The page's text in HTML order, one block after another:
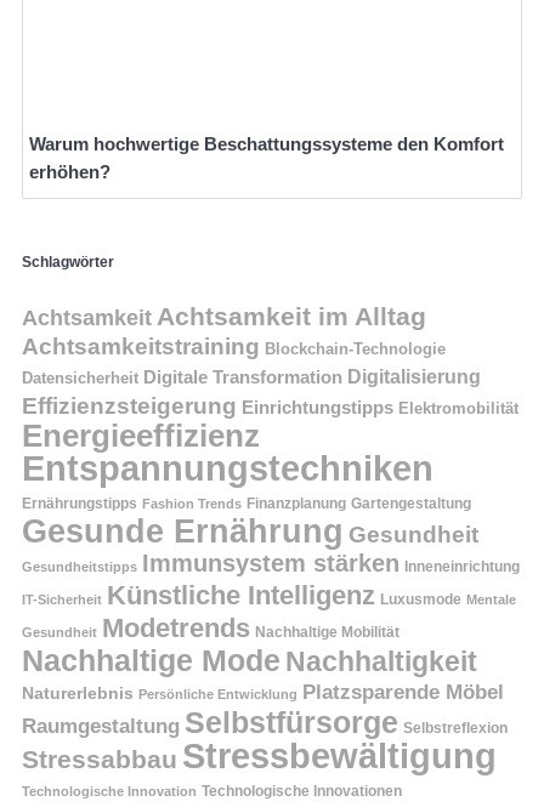
Warum hochwertige Beschattungssysteme den Komfort
erhöhen?
Schlagwörter
Achtsamkeit Achtsamkeit im Alltag
Achtsamkeitstraining Blockchain-Technologie
Datensicherheit Digitale Transformation Digitalisierung
Effizienzsteigerung Einrichtungstipps Elektromobilität
Energieeffizienz
Entspannungstechniken
Ernährungstipps Fashion Trends Finanzplanung Gartengestaltung
Gesunde Ernährung Gesundheit
Gesundheitstipps Immunsystem stärken Inneneinrichtung
IT-Sicherheit Künstliche Intelligenz Luxusmode Mentale
Gesundheit Modetrends Nachhaltige Mobilität
Nachhaltige Mode Nachhaltigkeit
Naturerlebnis Persönliche Entwicklung Platzsparende Möbel
Raumgestaltung Selbstfürsorge Selbstreflexion
Stressabbau Stressbewältigung
Technologische Innovation Technologische Innovationen